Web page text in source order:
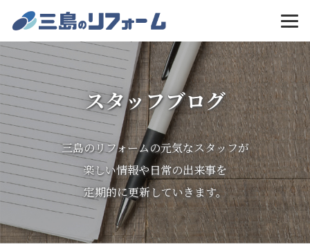
スタッフブログ
三島のリフォームの元気なスタッフが
楽しい情報や日常の出来事を
定期的に更新していきます。